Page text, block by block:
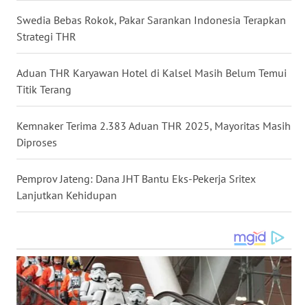
Swedia Bebas Rokok, Pakar Sarankan Indonesia Terapkan
Strategi THR
Aduan THR Karyawan Hotel di Kalsel Masih Belum Temui
Titik Terang
Kemnaker Terima 2.383 Aduan THR 2025, Mayoritas Masih
Diproses
Pemprov Jateng: Dana JHT Bantu Eks-Pekerja Sritex
Lanjutkan Kehidupan
WN
WN
SULUT
WN
MALUKU
WN
MALUT
WN
DAIRI
WN